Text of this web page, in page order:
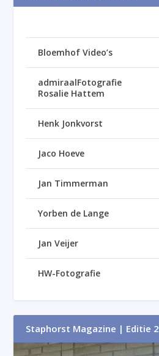
Bloemhof Video’s
admiraalFotografie
Rosalie Hattem
Henk Jonkvorst
Jaco Hoeve
Jan Timmerman
Yorben de Lange
Jan Veijer
HW-Fotografie
Staphorst Magazine | Editie 2